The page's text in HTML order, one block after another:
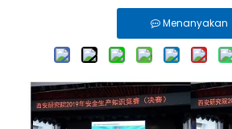
Menanyakan